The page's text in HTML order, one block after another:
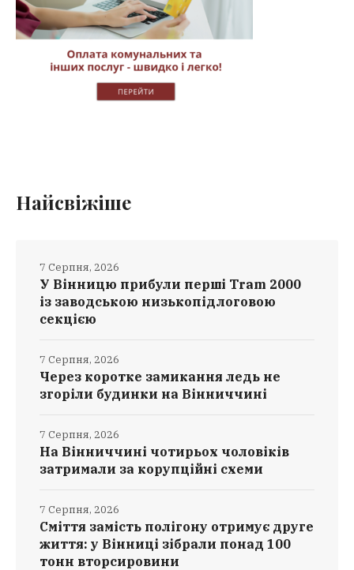
Найсвіжіше
У Вінницю прибули перші Tram 2000
із заводською низькопідлоговою
секцією
7 Серпня, 2026
Через коротке замикання ледь не
згоріли будинки на Вінниччині
7 Серпня, 2026
На Вінниччині чотирьох чоловіків
затримали за корупційні схеми
7 Серпня, 2026
Сміття замість полігону отримує друге
життя: у Вінниці зібрали понад 100
тонн вторсировини
7 Серпня, 2026